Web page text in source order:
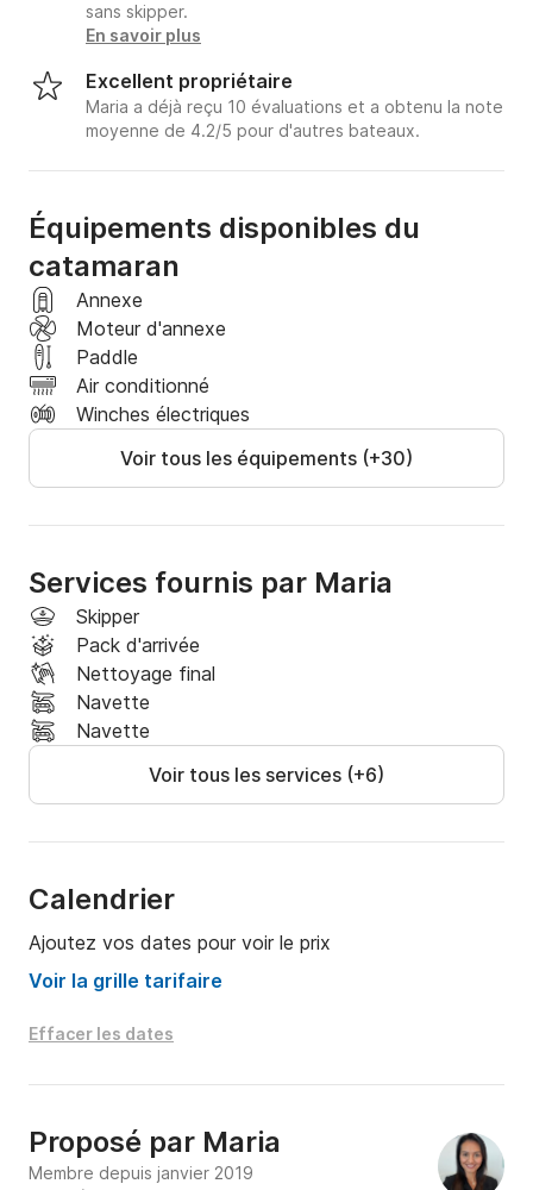
sans skipper.
En savoir plus
Excellent propriétaire
Maria a déjà reçu 10 évaluations et a obtenu la note
moyenne de 4.2/5 pour d'autres bateaux.
Équipements disponibles du
catamaran
Annexe
Moteur d'annexe
Paddle
Air conditionné
Winches électriques
Voir tous les équipements (+30)
Services fournis par Maria
Skipper
Pack d'arrivée
Nettoyage final
Navette
Navette
Voir tous les services (+6)
Calendrier
Ajoutez vos dates pour voir le prix
Voir la grille tarifaire
Effacer les dates
Proposé par Maria
Membre depuis janvier 2019